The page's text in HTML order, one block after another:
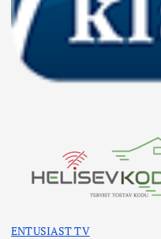
ENTUSIAST TV